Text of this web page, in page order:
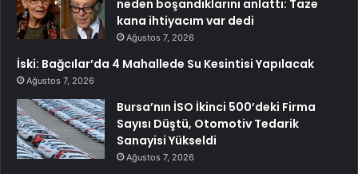
neden boşandıklarını anlattı: Taze
kana ihtiyacım var dedi
Ağustos 7, 2026
İski: Bağcılar’da 4 Mahallede Su Kesintisi Yapılacak
Ağustos 7, 2026
Bursa’nın İSO İkinci 500’deki Firma
Sayısı Düştü, Otomotiv Tedarik
Sanayisi Yükseldi
Ağustos 7, 2026